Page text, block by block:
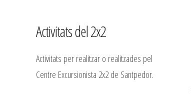
Activitats del 2x2
Activitats per realitzar o realitzades pel
Centre Excursionista 2x2 de Santpedor.